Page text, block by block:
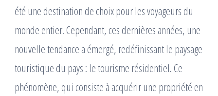
été une destination de choix pour les voyageurs du
monde entier. Cependant, ces dernières années, une
nouvelle tendance a émergé, redéfinissant le paysage
touristique du pays : le tourisme résidentiel. Ce
phénomène, qui consiste à acquérir une propriété en